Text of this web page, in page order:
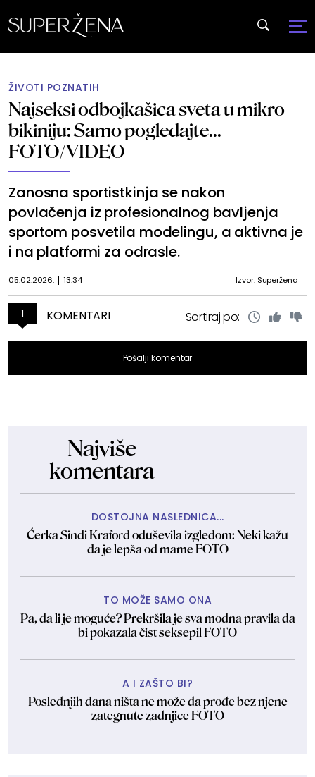
ŽIVOTI POZNATIH
Najseksi odbojkašica sveta u mikro
bikiniju: Samo pogledajte...
FOTO/VIDEO
Zanosna sportistkinja se nakon
povlačenja iz profesionalnog bavljenja
sportom posvetila modelingu, a aktivna je
i na platformi za odrasle.
05.02.2026. 13:34 Izvor: Superžena
1 KOMENTARI Sortiraj po:
Pošalji komentar
Najviše
komentara
DOSTOJNA NASLEDNICA...
Ćerka Sindi Kraford oduševila izgledom: Neki kažu
da je lepša od mame FOTO
TO MOŽE SAMO ONA
Pa, da li je moguće? Prekršila je sva modna pravila da
bi pokazala čist seksepil FOTO
A I ZAŠTO BI?
Poslednjih dana ništa ne može da prođe bez njene
zategnute zadnjice FOTO